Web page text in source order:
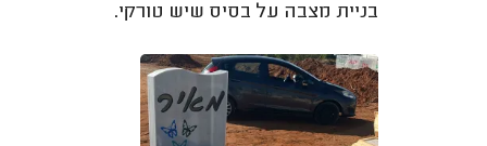
בניית מצבה על בסיס שיש טורקי.